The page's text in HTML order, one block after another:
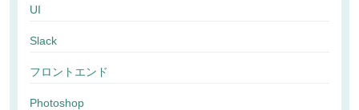
UI
Slack
フロントエンド
Photoshop